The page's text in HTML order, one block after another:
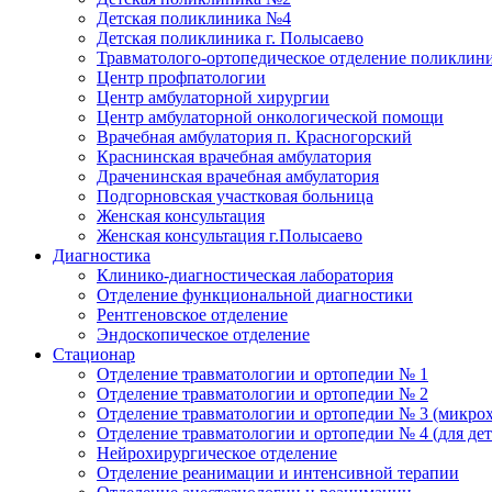
Детская поликлиника №4
Детская поликлиника г. Полысаево
Травматолого-ортопедическое отделение
Центр профпатологии
Центр амбулаторной хирургии
Центр амбулаторной онкологической помощи
Врачебная амбулатория п. Красногорский
Краснинская врачебная амбулатория
Драченинская врачебная амбулатория
Подгорновская участковая больница
Женская консультация
Женская консультация г.Полысаево
Диагностика
Клинико-диагностическая лаборатория
Отделение функциональной диагностики
Рентгеновское отделение
Эндоскопическое отделение
Стационар
Отделение травматологии и ортопедии № 1
Отделение травматологии и ортопедии № 2
Отделение травматологии и ортопедии № 3
Отделение травматологии и ортопедии № 4 (для
Нейрохирургическое отделение
Отделение реанимации и интенсивной терапии